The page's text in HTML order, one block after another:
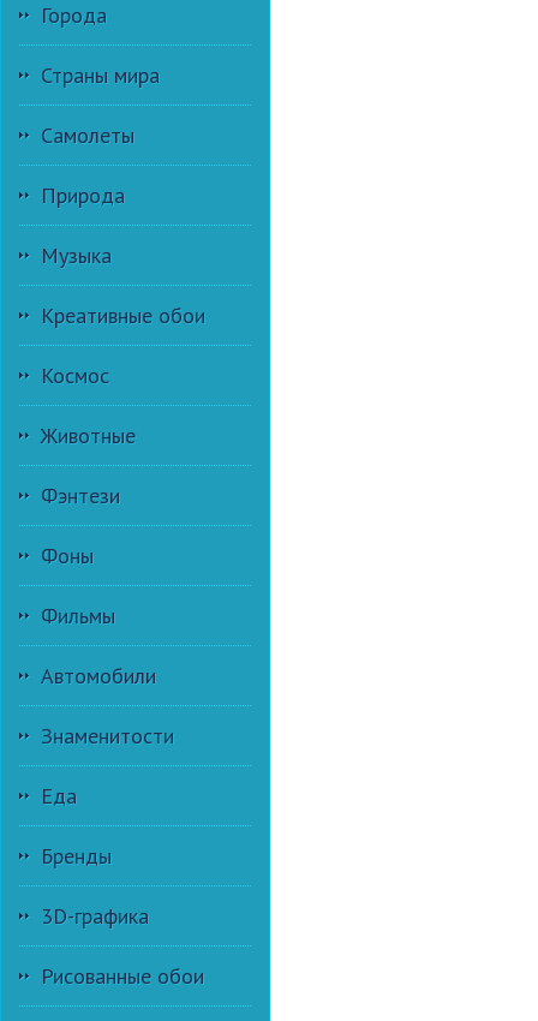
Города
Страны мира
Самолеты
Природа
Музыка
Креативные обои
Космос
Животные
Фэнтези
Фоны
Фильмы
Автомобили
Знаменитости
Еда
Бренды
3D-графика
Рисованные обои